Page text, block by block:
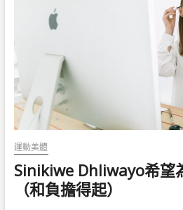
運動美體
Sinikiwe Dhliwayo希望
（和負擔得起）